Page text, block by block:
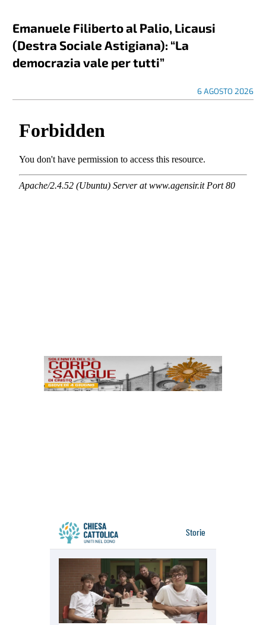
Emanuele Filiberto al Palio, Licausi
(Destra Sociale Astigiana): “La
democrazia vale per tutti”
6 AGOSTO 2026